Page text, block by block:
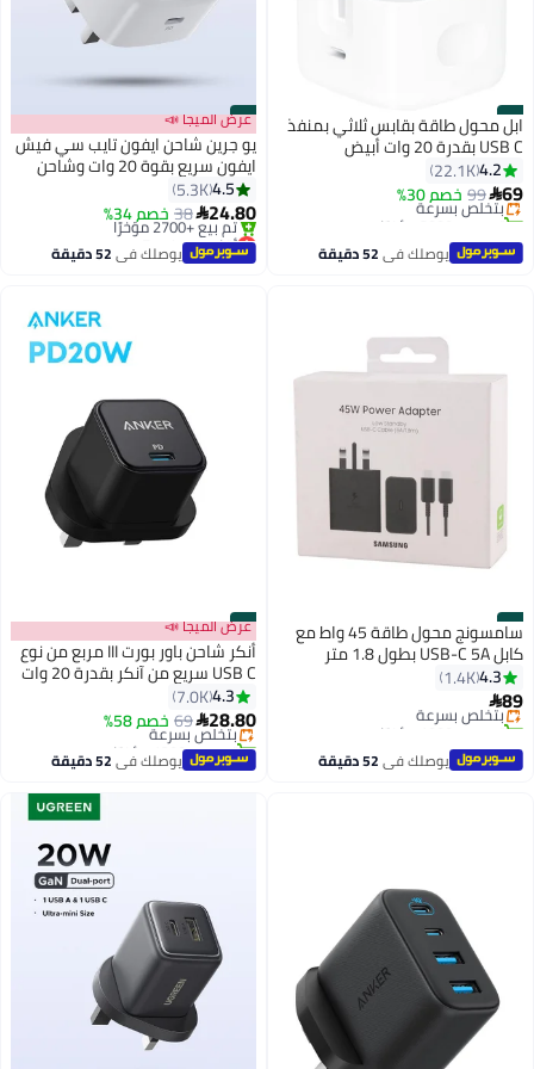
#1 ابل محول طاقة بقابس ثلاثي بمنفذ
USB C بقدرة 20 وات أبيض
4.2
22.1K
69
99 خصم 30%
بتخلّص بسرعة
تم بيع +3000 مؤخرًا
يوصلك في52 دقيقة
#2
عرض الميجا 📣
يو جرين شاحن ايفون تايب سي فيش
ايفون سريع بقوة 20 وات وشاحن
جداري بتقنية PD لآيفون 14/14
ويباد ميني/ايباد برو اسود أبيض
4.5
5.3K
24.80
38 خصم 34%
أقل سعر في 7 يوم
بتخلّص بسرعة
تم بيع +2700 مؤخرًا
يوصلك في52 دقيقة
#3 سامسونج محول طاقة 45 واط مع
كابل USB-C 5A بطول 1.8 متر
للشحن السريع الفائق للأجهزة
المتوافقة
4.3
1.4K
89بتخلّص بسرعة
تم بيع +1000 مؤخرًا
يوصلك في52 دقيقة
#4
عرض الميجا 📣
أنكر شاحن باور بورت III مربع من نوع
USB C سريع من آنكر بقدرة 20 وات
ومقبس قابل للطي لأجهزة آيفون
والمزيد (لا يتضمن الكابل) أسود
4.3
7.0K
28.80
69 خصم 58%بتخلّص بسرعة
تم بيع +1200 مؤخرًا
بتخلّص بسرعةيوصلك في52 دقيقة